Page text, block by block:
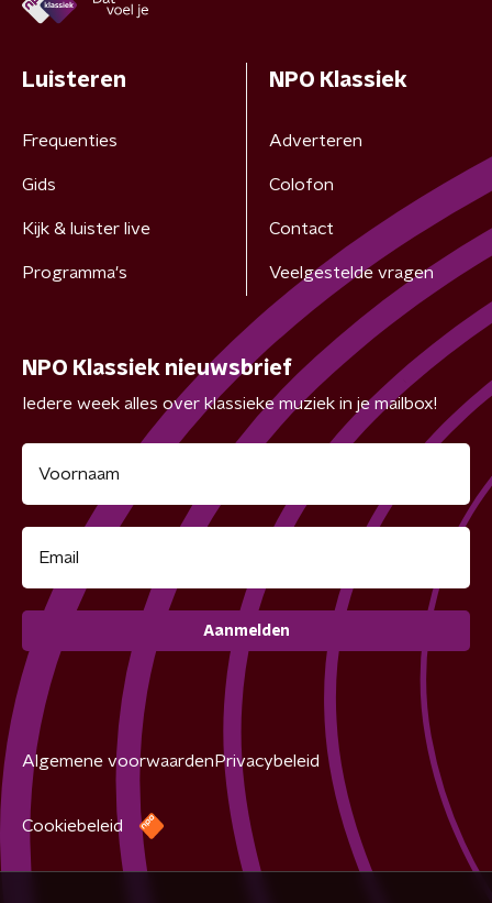
Luisteren
Frequenties
Gids
Kijk & luister live
Programma's
NPO Klassiek
Adverteren
Colofon
Contact
Veelgestelde vragen
NPO Klassiek nieuwsbrief
Iedere week alles over klassieke muziek in je mailbox!
Aanmelden
Algemene voorwaarden Privacybeleid
Cookiebeleid